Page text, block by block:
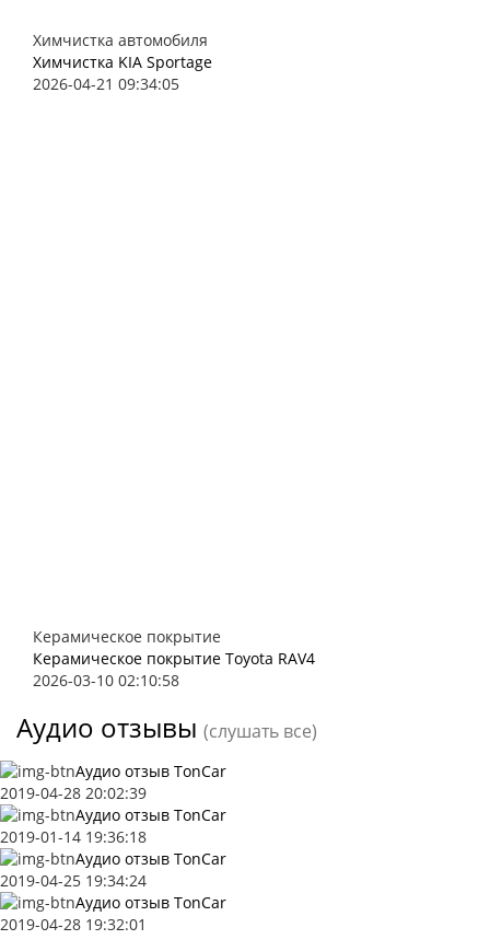
Химчистка автомобиля
Химчистка KIA Sportage
2026-04-21 09:34:05
Керамическое покрытие
Керамическое покрытие Toyota RAV4
2026-03-10 02:10:58
Аудио отзывы (слушать все)
Аудио отзыв TonCar
2019-04-28 20:02:39
Аудио отзыв TonCar
2019-01-14 19:36:18
Аудио отзыв TonCar
2019-04-25 19:34:24
Аудио отзыв TonCar
2019-04-28 19:32:01